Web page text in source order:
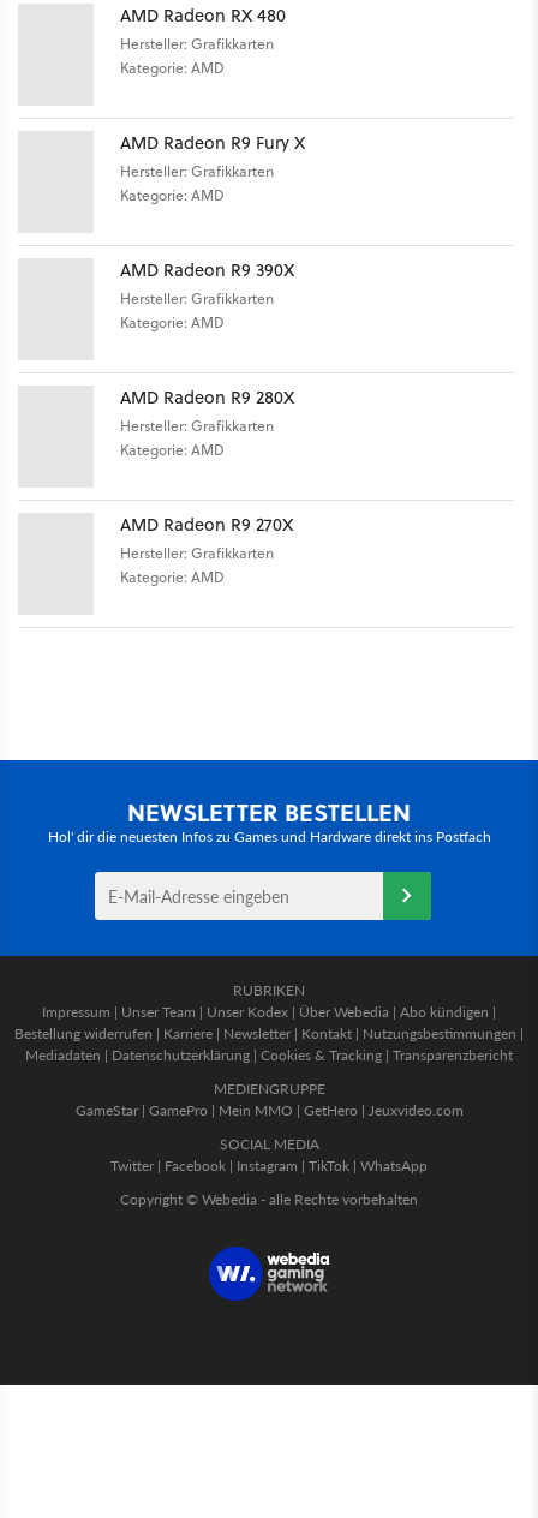
AMD Radeon RX 480
Hersteller: Grafikkarten
Kategorie: AMD
AMD Radeon R9 Fury X
Hersteller: Grafikkarten
Kategorie: AMD
AMD Radeon R9 390X
Hersteller: Grafikkarten
Kategorie: AMD
AMD Radeon R9 280X
Hersteller: Grafikkarten
Kategorie: AMD
AMD Radeon R9 270X
Hersteller: Grafikkarten
Kategorie: AMD
NEWSLETTER BESTELLEN
Hol' dir die neuesten Infos zu Games und Hardware direkt ins Postfach
RUBRIKEN
Impressum | Unser Team | Unser Kodex | Über Webedia | Abo kündigen |
Bestellung widerrufen | Karriere | Newsletter | Kontakt | Nutzungsbestimmungen |
Mediadaten | Datenschutzerklärung | Cookies & Tracking | Transparenzbericht
MEDIENGRUPPE
GameStar| GamePro | Mein MMO | GetHero | Jeuxvideo.com
SOCIAL MEDIA
Twitter | Facebook | Instagram | TikTok | WhatsApp
Copyright © Webedia - alle Rechte vorbehalten